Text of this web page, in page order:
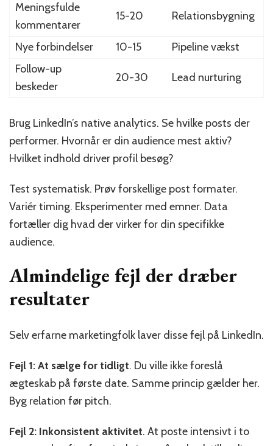
Meningsfulde
kommentarer
15-20 Relationsbygning
Nye forbindelser 10-15
Pipeline vækst
Follow-up
beskeder
20-30 Lead nurturing
Brug LinkedIn’s native analytics. Se hvilke posts der
performer. Hvornår er din audience mest aktiv?
Hvilket indhold driver profil besøg?
Test systematisk. Prøv forskellige post formater.
Variér timing. Eksperimenter med emner. Data
fortæller dig hvad der virker for din specifikke
audience.
Almindelige fejl der dræber
resultater
Selv erfarne marketingfolk laver disse fejl på LinkedIn.
Fejl 1: At sælge for tidligt. Du ville ikke foreslå
ægteskab på første date. Samme princip gælder her.
Byg relation før pitch.
Fejl 2: Inkonsistent aktivitet. At poste intensivt i to